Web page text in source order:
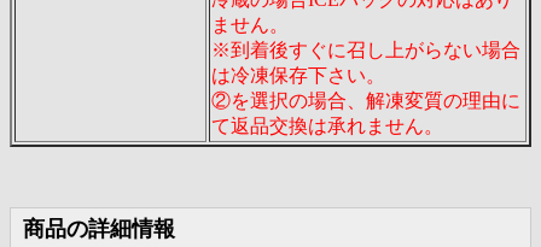
ません。
※到着後すぐに召し上がらない場合
は冷凍保存下さい。
②を選択の場合、解凍変質の理由に
て返品交換は承れません。
商品の詳細情報